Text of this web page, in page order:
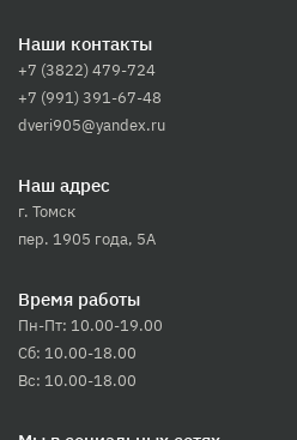
Наши контакты
+7 (3822) 479-724
+7 (991) 391-67-48
dveri905@yandex.ru
Наш адрес
г. Томск
пер. 1905 года, 5А
Время работы
Пн-Пт: 10.00-19.00
Сб: 10.00-18.00
Вс: 10.00-18.00